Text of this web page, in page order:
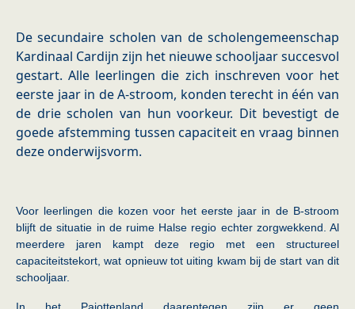
De secundaire scholen van de scholengemeenschap
Kardinaal Cardijn zijn het nieuwe schooljaar succesvol
gestart. Alle leerlingen die zich inschreven voor het
eerste jaar in de A-stroom, konden terecht in één van
de drie scholen van hun voorkeur. Dit bevestigt de
goede afstemming tussen capaciteit en vraag binnen
deze onderwijsvorm.
Voor leerlingen die kozen voor het eerste jaar in de B-stroom
blijft de situatie in de ruime Halse regio echter zorgwekkend. Al
meerdere jaren kampt deze regio met een structureel
capaciteitstekort, wat opnieuw tot uiting kwam bij de start van dit
schooljaar.